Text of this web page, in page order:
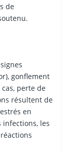
de
gonflement
perte de
résultent de
en
infections, les